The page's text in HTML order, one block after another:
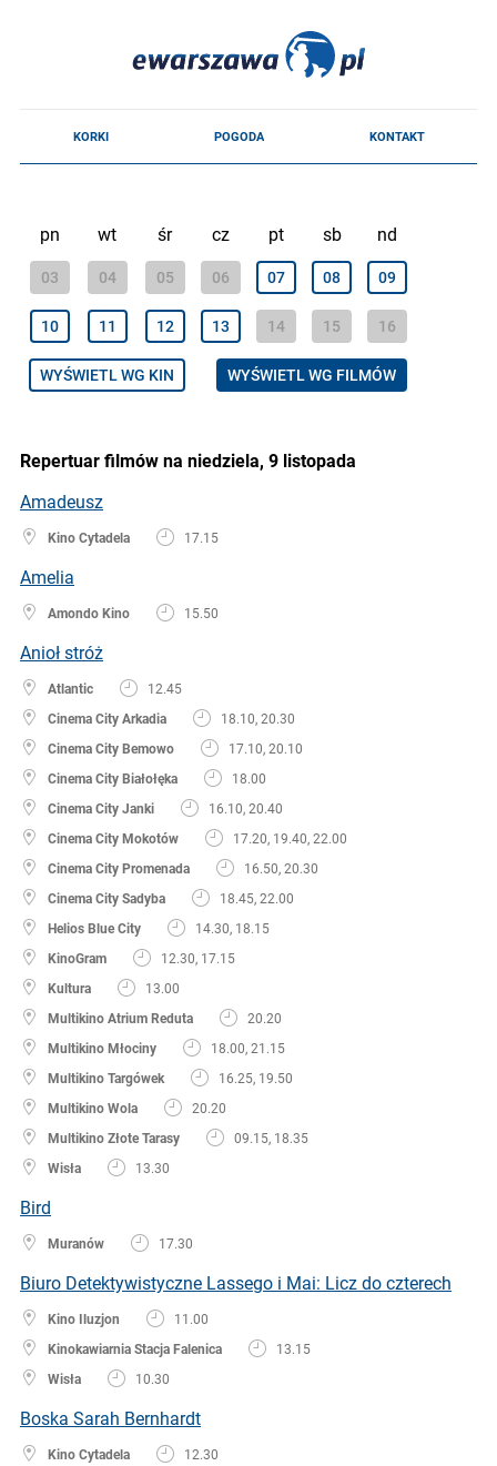
pn wt śr cz pt sb nd
03 04 05 06 07 08 09
10 11 12 13 14 15 16
WYŚWIETL WG KIN WYŚWIETL WG FILMÓW
Repertuar filmów na niedziela, 9 listopada
Amadeusz
Kino Cytadela 17.15
Amelia
Amondo Kino 15.50
Anioł stróż
Atlantic
12.45
Cinema City Arkadia
18.10, 20.30
Cinema City Bemowo
17.10, 20.10
Cinema City Białołęka
18.00
Cinema City Janki
16.10, 20.40
Cinema City Mokotów
17.20, 19.40, 22.00
Cinema City Promenada
16.50, 20.30
Cinema City Sadyba
18.45, 22.00
Helios Blue City
14.30, 18.15
KinoGram
12.30, 17.15
Kultura
13.00
Multikino Atrium Reduta
20.20
Multikino Młociny
18.00, 21.15
Multikino Targówek
16.25, 19.50
Multikino Wola
20.20
Multikino Złote Tarasy
09.15, 18.35
Wisła
13.30
Bird
Muranów 17.30
Biuro Detektywistyczne Lassego i Mai: Licz do czterech
Kino Iluzjon
11.00
Kinokawiarnia Stacja Falenica
13.15
Wisła
10.30
Boska Sarah Bernhardt
Kino Cytadela 12.30